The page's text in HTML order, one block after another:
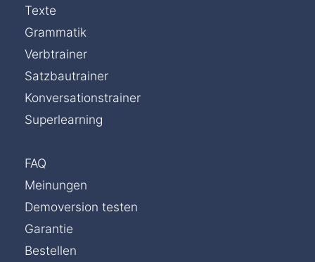
Texte
Grammatik
Verbtrainer
Satzbautrainer
Konversationstrainer
Superlearning
FAQ
Meinungen
Demoversion testen
Garantie
Bestellen